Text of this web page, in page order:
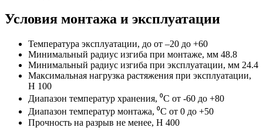
Условия монтажа и эксплуатации
Температура эксплуатации, до от –20 до +60
Минимальный радиус изгиба при монтаже, мм 48.8
Минимальный радиус изгиба при эксплуатации, мм 24.4
Максимальная нагрузка растяжения при эксплуатации,
Н 100
Диапазон температур хранения, ⁰C от -60 до +80
Диапазон температур монтажа, ⁰C от 0 до +50
Прочность на разрыв не менее, Н 400